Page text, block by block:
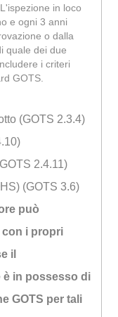
L'ispezione in loco
e ogni 3 anni
o dalla
quale dei due
i criteri
GOTS.
(GOTS 2.3.4)
2.4.11)
(GOTS 3.6)
può
con i propri
il
in possesso di
GOTS per tali